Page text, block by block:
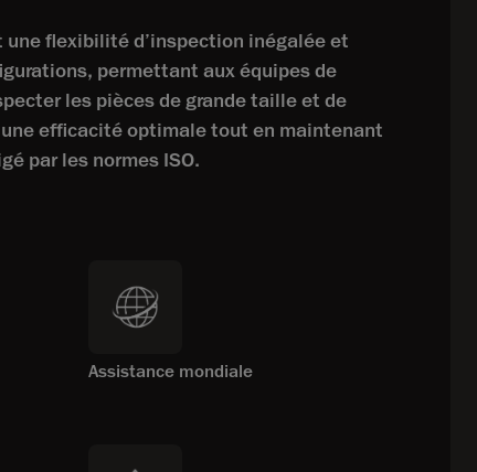
flexibilité d’inspection inégalée et
permettant aux équipes de
les pièces de grande taille et de
efficacité optimale tout en maintenant
par les normes ISO.
Assistance mondiale